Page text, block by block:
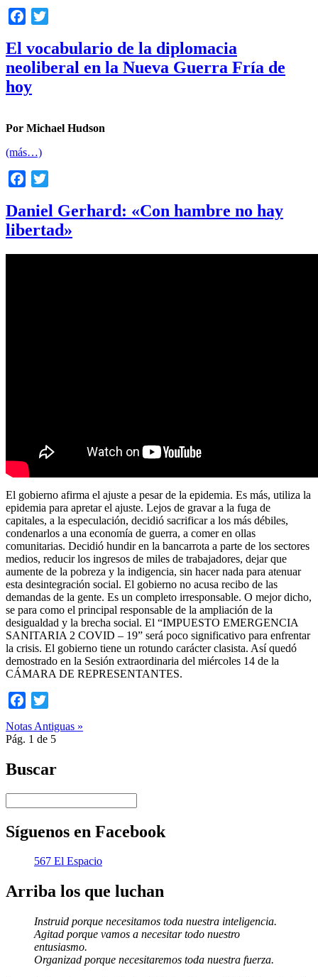
Facebook
El vocabulario de la diplomacia
neoliberal en la Nueva Guerra Fría de
hoy
Por Michael Hudson
(más…)
Facebook
Daniel Gerhard: «Con hambre no hay
libertad»
El gobierno afirma el ajuste a pesar de la epidemia. Es más, utiliza la
epidemia para apretar el ajuste. Lejos de gravar a la fuga de
capitales, a la especulación, decidió sacrificar a los más débiles,
condenarlos a una economía de guerra, a comer en ollas
comunitarias. Decidió hundir en la bancarrota a parte de los sectores
medios, reducir los ingresos de miles de trabajadores, dejar que
aumente de la pobreza y la indigencia, sin hacer nada para atenuar
esta desintegración social. El gobierno no acusa recibo de las
demandas de la gente. Es un completo irresponsable. O mejor dicho,
se para como el principal responsable de la ampliación de la
desigualdad y la brecha social. El “IMPUESTO EMERGENCIA
SANITARIA 2 COVID – 19” será poco significativo para enfrentar
la crisis. El gobierno tiene un rotundo carácter clasista. Así quedó
demostrado en la Sesión extraordinaria del miércoles 14 de la
CÁMARA DE REPRESENTANTES.
Facebook
Notas Antiguas »
Pág. 1 de 5
Buscar
Síguenos en Facebook
567 El Espacio
Arriba los que luchan
Instruid porque necesitamos toda nuestra inteligencia.
Agitad porque vamos a necesitar todo nuestro
entusiasmo.
Organizad porque necesitaremos toda nuestra fuerza.